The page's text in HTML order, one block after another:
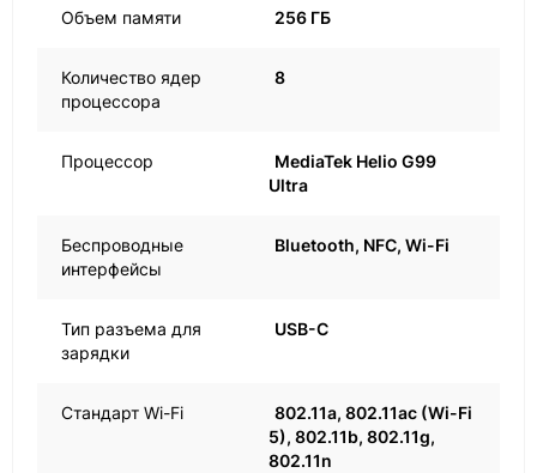
Объем памяти 256 ГБ
Количество ядер
процессора
8
Процессор
MediaTek Helio G99
Ultra
Беспроводные
интерфейсы
Bluetooth, NFC, Wi-Fi
Тип разъема для
зарядки
USB-C
Стандарт Wi-Fi
802.11a, 802.11ac (Wi-Fi
5), 802.11b, 802.11g,
802.11n